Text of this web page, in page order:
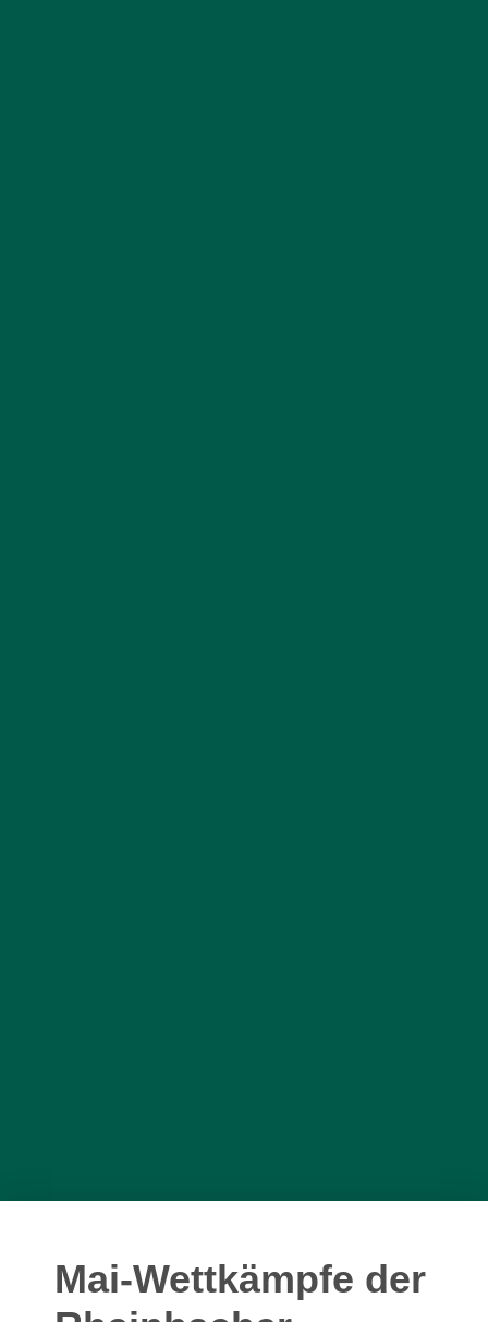
Mai-Wettkämpfe der